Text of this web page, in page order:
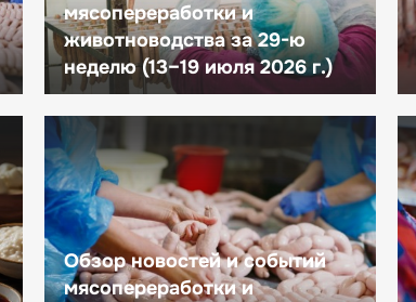
мясопереработки и
животноводства за 29-ю
неделю (13–19 июля 2026 г.)
Обзор новостей и событий
мясопереработки и